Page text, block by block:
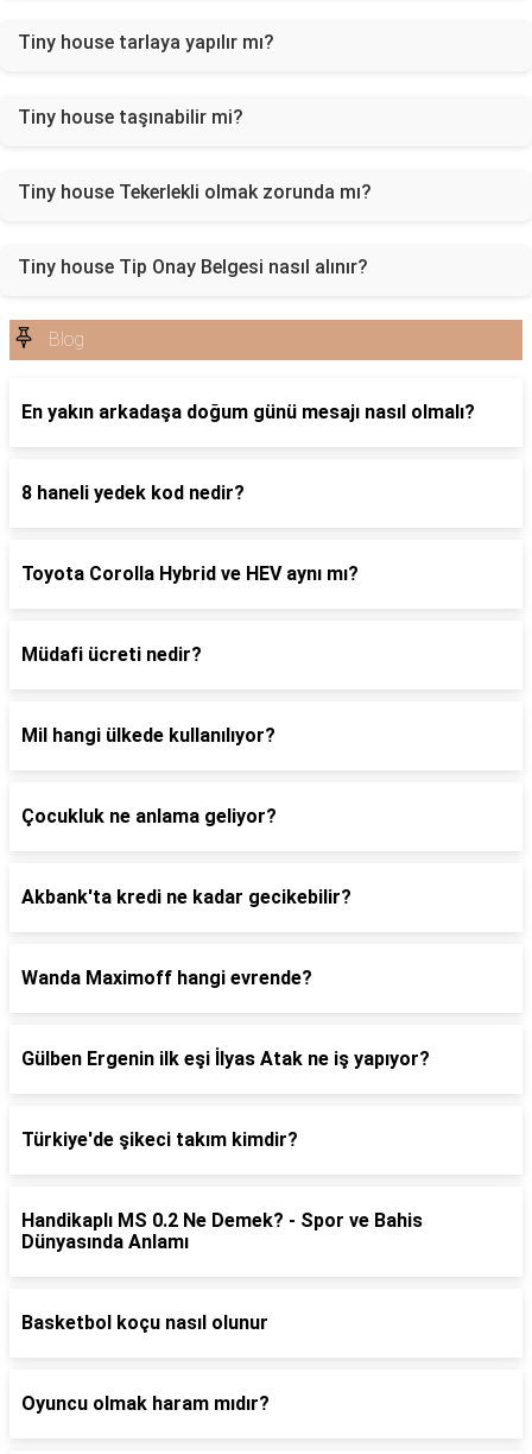
Tiny house tarlaya yapılır mı?
Tiny house taşınabilir mi?
Tiny house Tekerlekli olmak zorunda mı?
Tiny house Tip Onay Belgesi nasıl alınır?
Blog
En yakın arkadaşa doğum günü mesajı nasıl olmalı?
8 haneli yedek kod nedir?
Toyota Corolla Hybrid ve HEV aynı mı?
Müdafi ücreti nedir?
Mil hangi ülkede kullanılıyor?
Çocukluk ne anlama geliyor?
Akbank'ta kredi ne kadar gecikebilir?
Wanda Maximoff hangi evrende?
Gülben Ergenin ilk eşi İlyas Atak ne iş yapıyor?
Türkiye'de şikeci takım kimdir?
Handikaplı MS 0.2 Ne Demek? - Spor ve Bahis
Dünyasında Anlamı
Basketbol koçu nasıl olunur
Oyuncu olmak haram mıdır?